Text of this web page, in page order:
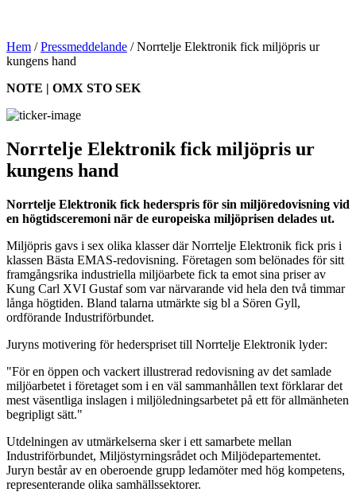
Hem /Pressmeddelande /Norrtelje Elektronik fick miljöpris ur
kungens hand
NOTE | OMX STO SEK
Norrtelje Elektronik fick miljöpris ur
kungens hand
Norrtelje Elektronik fick hederspris för sin miljöredovisning vid
en högtidsceremoni när de europeiska miljöprisen delades ut.
Miljöpris gavs i sex olika klasser där Norrtelje Elektronik fick pris i
klassen Bästa EMAS-redovisning. Företagen som belönades för sitt
framgångsrika industriella miljöarbete fick ta emot sina priser av
Kung Carl XVI Gustaf som var närvarande vid hela den två timmar
långa högtiden. Bland talarna utmärkte sig bl a Sören Gyll,
ordförande Industriförbundet.
Juryns motivering för hederspriset till Norrtelje Elektronik lyder:
"För en öppen och vackert illustrerad redovisning av det samlade
miljöarbetet i företaget som i en väl sammanhållen text förklarar det
mest väsentliga inslagen i miljöledningsarbetet på ett för allmänheten
begripligt sätt."
Utdelningen av utmärkelserna sker i ett samarbete mellan
Industriförbundet, Miljöstyrningsrådet och Miljödepartementet.
Juryn består av en oberoende grupp ledamöter med hög kompetens,
representerande olika samhällssektorer.